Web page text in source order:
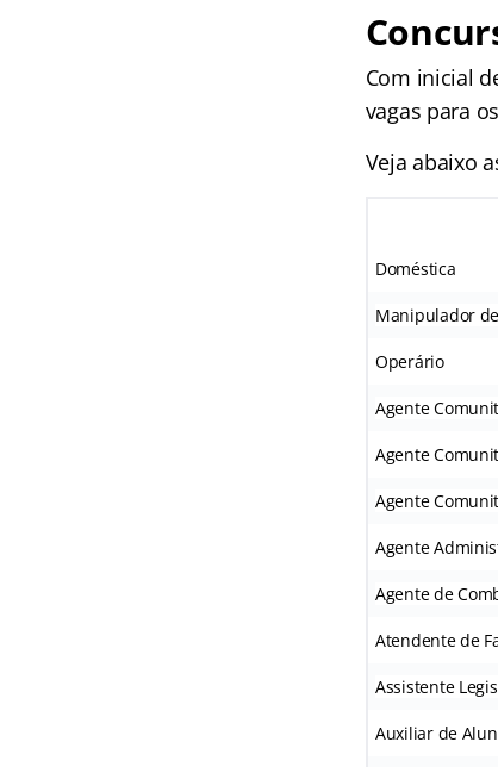
Com inicial
vagas para
Veja abaixo
Doméstica
Manipulador
Operário
Agente
Agente
Agente
Agente
Agente de
Atendente de
Assistente
Auxiliar de